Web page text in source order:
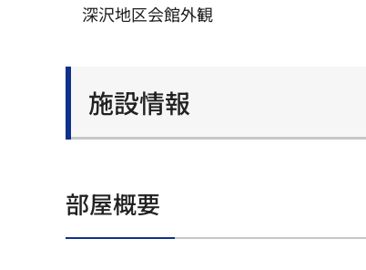
深沢地区会館外観
施設情報
部屋概要